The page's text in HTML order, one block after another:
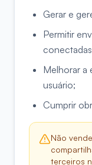
Gerar e
Permitir
Melhorar a
usuário;
Cumprir
Não
terceiros